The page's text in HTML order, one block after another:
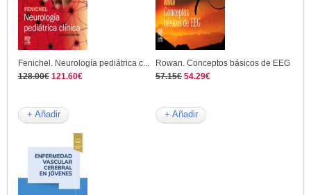
Fenichel. Neurología pediátrica c...
128.00€ 121.60€
+ Añadir
Rowan. Conceptos básicos de EEG
57.15€ 54.29€
+ Añadir